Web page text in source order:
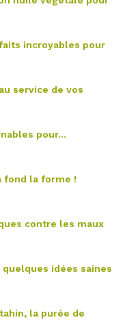
incroyables pour
service de vos
pour…
fond la forme !
contre les maux
quelques idées saines
la purée de